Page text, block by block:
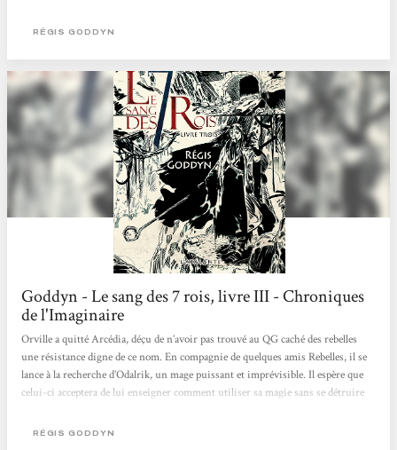
des aventures entamées de chaque personnage. [...] C'est l'une des richesses de
sont quand même expliquées : on en apprend un peu plus sur le sang bleu et les
mages. Mais il ne faut pas...
RÉGIS GODDYN
Goddyn - Le sang des 7 rois, livre III - Chroniques
de l'Imaginaire
Orville a quitté Arcédia, déçu de n’avoir pas trouvé au QG caché des rebelles
une résistance digne de ce nom. En compagnie de quelques amis Rebelles, il se
lance à la recherche d’Odalrik, un mage puissant et imprévisible. Il espère que
celui-ci acceptera de lui enseigner comment utiliser sa magie sans se détruire
protégeant au mieux la petite troupe de fugitifs épuisés qui l’accompagnent,
RÉGIS GODDYN